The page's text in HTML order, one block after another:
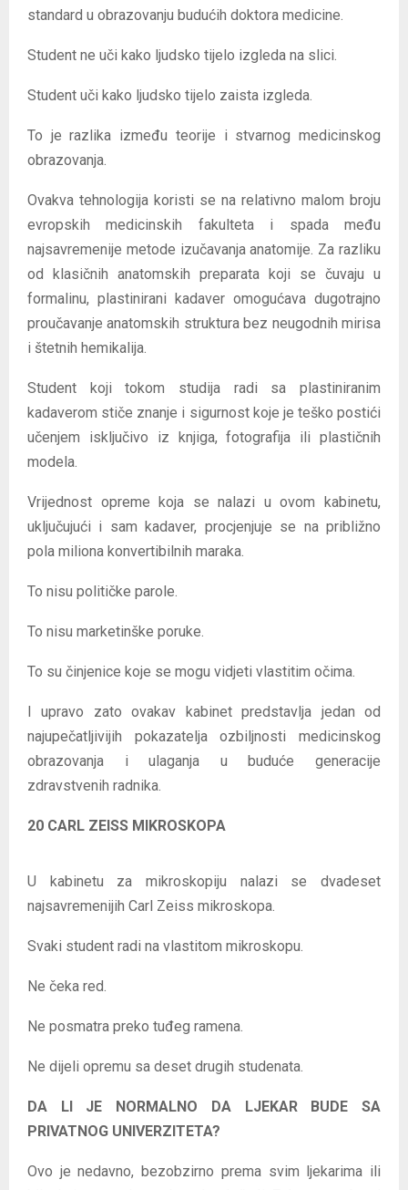
standard u obrazovanju budućih doktora medicine.
Student ne uči kako ljudsko tijelo izgleda na slici.
Student uči kako ljudsko tijelo zaista izgleda.
To je razlika između teorije i stvarnog medicinskog
obrazovanja.
Ovakva tehnologija koristi se na relativno malom broju
evropskih medicinskih fakulteta i spada među
najsavremenije metode izučavanja anatomije. Za razliku
od klasičnih anatomskih preparata koji se čuvaju u
formalinu, plastinirani kadaver omogućava dugotrajno
proučavanje anatomskih struktura bez neugodnih mirisa
i štetnih hemikalija.
Student koji tokom studija radi sa plastiniranim
kadaverom stiče znanje i sigurnost koje je teško postići
učenjem isključivo iz knjiga, fotografija ili plastičnih
modela.
Vrijednost opreme koja se nalazi u ovom kabinetu,
uključujući i sam kadaver, procjenjuje se na približno
pola miliona konvertibilnih maraka.
To nisu političke parole.
To nisu marketinške poruke.
To su činjenice koje se mogu vidjeti vlastitim očima.
I upravo zato ovakav kabinet predstavlja jedan od
najupečatljivijih pokazatelja ozbiljnosti medicinskog
obrazovanja i ulaganja u buduće generacije
zdravstvenih radnika.
20 CARL ZEISS MIKROSKOPA
U kabinetu za mikroskopiju nalazi se dvadeset
najsavremenijih Carl Zeiss mikroskopa.
Svaki student radi na vlastitom mikroskopu.
Ne čeka red.
Ne posmatra preko tuđeg ramena.
Ne dijeli opremu sa deset drugih studenata.
DA LI JE NORMALNO DA LJEKAR BUDE SA
PRIVATNOG UNIVERZITETA?
Ovo je nedavno, bezobzirno prema svim ljekarima ili